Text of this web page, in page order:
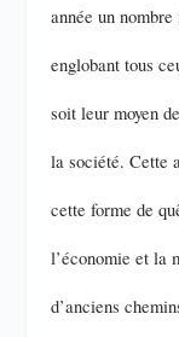
année un
englobant tous
soit leur moyen
la société. Cette
cette forme de
l’économie et la
d’anciens